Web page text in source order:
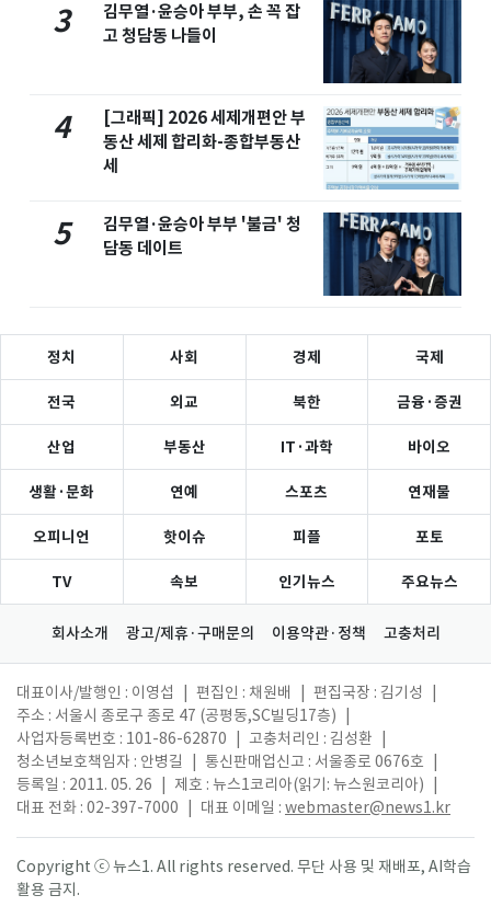
3
김무열·윤승아 부부, 손 꼭 잡
고 청담동 나들이
4
[그래픽] 2026 세제개편안 부
동산 세제 합리화-종합부동산
세
5
김무열·윤승아 부부 '불금' 청
담동 데이트
정치 사회 경제 국제
전국 외교 북한 금융·증권
산업 부동산 IT·과학 바이오
생활·문화 연예 스포츠 연재물
오피니언 핫이슈 피플 포토
TV 속보 인기뉴스 주요뉴스
회사소개 광고/제휴·구매문의 이용약관·정책 고충처리
대표이사/발행인 : 이영섭 편집인 : 채원배 편집국장 : 김기성
주소 : 서울시 종로구 종로 47 (공평동,SC빌딩17층)
사업자등록번호 : 101-86-62870
고충처리인 : 김성환
청소년보호책임자 : 안병길
통신판매업신고 : 서울종로 0676호
등록일 : 2011. 05. 26
제호 : 뉴스1코리아(읽기: 뉴스원코리아)
대표 전화 : 02-397-7000
대표 이메일 : webmaster@news1.kr
Copyright ⓒ 뉴스1. All rights reserved. 무단 사용 및 재배포, AI학습
활용 금지.